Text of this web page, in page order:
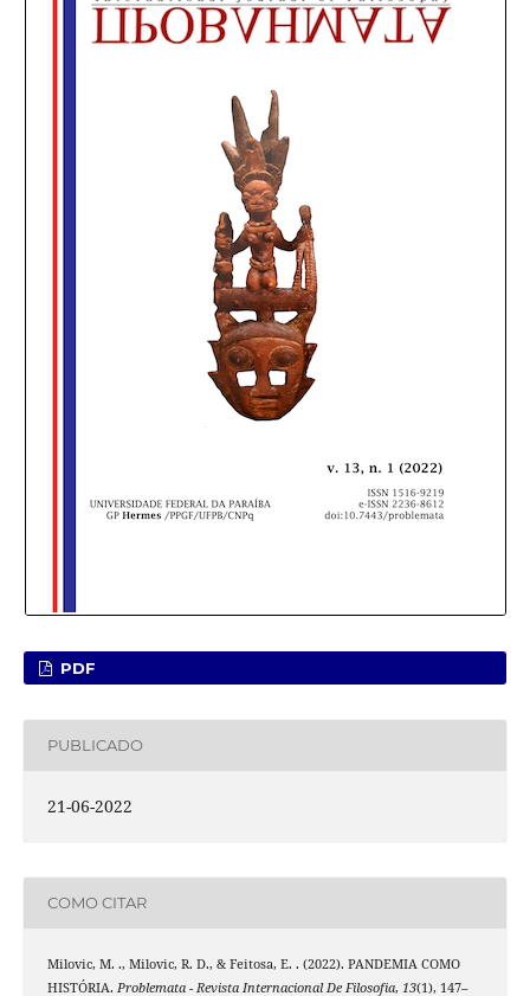
PDF
PUBLICADO
21-06-2022
COMO CITAR
Milovic, M. ., Milovic, R. D., & Feitosa, E. . (2022). PANDEMIA COMO
HISTÓRIA. Problemata - Revista Internacional De Filosofia, 13(1), 147–